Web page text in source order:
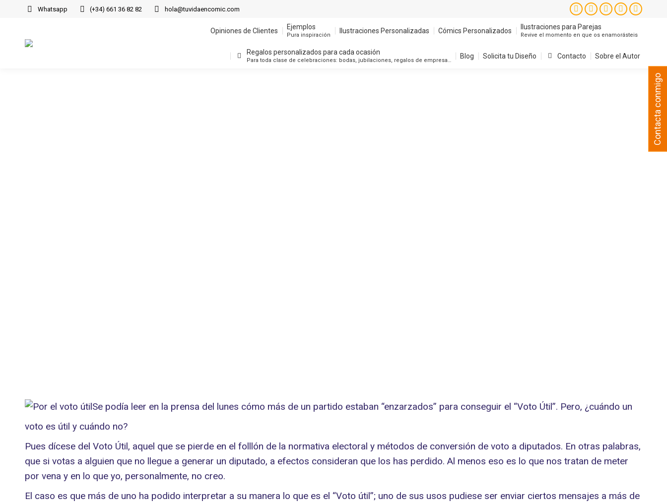
Whatsapp (+34) 661 36 82 82 hola@tuvidaencomic.com
Instagram
page
opens
in
Facebook
page
opens
in
X
opens
in
YouTube
opens
in
opens
in
new
window
Opiniones de Clientes Ejemplos
Pura inspiración
Ilustraciones Personalizadas Cómics Personalizados Ilustraciones para Parejas
Revive el momento en que os enamorásteis
Regalos personalizados para cada ocasión
Para toda clase de celebraciones: bodas, jubilaciones, regalos de empresa…
Blog Solicita tu Diseño Contacto Sobre el Autor
Se podía leer en la prensa del lunes cómo más de un partido estaban “enzarzados” para conseguir el “Voto Útil”. Pero, ¿cuándo un
voto es útil y cuándo no?
Pues dícese del Voto Útil, aquel que se pierde en el folllón de la normativa electoral y métodos de conversión de voto a diputados. En otras palabras,
que si votas a alguien que no llegue a generar un diputado, a efectos consideran que los has perdido. Al menos eso es lo que nos tratan de meter
por vena y en lo que yo, personalmente, no creo.
El caso es que más de uno ha podido interpretar a su manera lo que es el “Voto útil”; uno de sus usos pudiese ser enviar ciertos mensajes a más de
Contacta conmigo